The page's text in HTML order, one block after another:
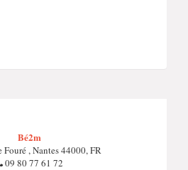
Bé2m
, Nantes 44000, FR
09 80 77 61 72